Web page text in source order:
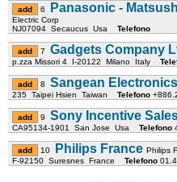
6 Panasonic -
Electric Corp
NJ07094 Secaucus Usa Telefono
7 Gadgets Company
p.zza Missori 4 I-20122 Milano Italy
8 Sangean
235 Taipei Hsien Taiwan Telefono
9 Sony Incentive
CA95134-1901 San Jose Usa Telefono
10 Philips France Philips
F-92150 Suresnes France Telefono